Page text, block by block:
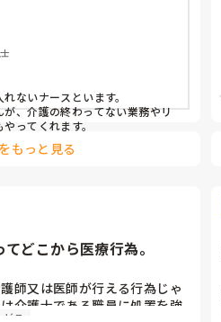
ところは、入浴も送迎もしま
らいはやってもらいたいと会
入浴は基本介護がしますの
す。皆さんの小規模多機能型
てますよね？夜勤は人それぞ
食事介助などはしてますよね？
教えていただけたらと思いま
ます。
ないナースといます。
、介護の終わってない業務やリ
ってくれます。
もっと見る
どこから医療行為。
師又は医師が行える行為じゃ
介護士である職員に処置を強
ビス